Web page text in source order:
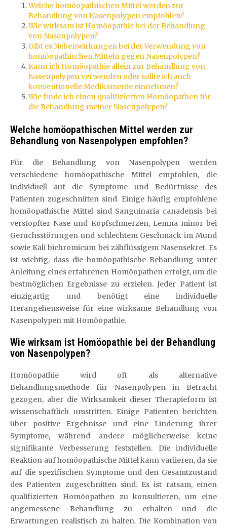
Welche homöopathischen Mittel werden zur
Behandlung von Nasenpolypen empfohlen?
Wie wirksam ist Homöopathie bei der Behandlung
von Nasenpolypen?
Gibt es Nebenwirkungen bei der Verwendung von
homöopathischen Mitteln gegen Nasenpolypen?
Kann ich Homöopathie allein zur Behandlung von
Nasenpolypen verwenden oder sollte ich auch
konventionelle Medikamente einnehmen?
Wie finde ich einen qualifizierten Homöopathen für
die Behandlung meiner Nasenpolypen?
Welche homöopathischen Mittel werden zur
Behandlung von Nasenpolypen empfohlen?
Für die Behandlung von Nasenpolypen werden
verschiedene homöopathische Mittel empfohlen, die
individuell auf die Symptome und Bedürfnisse des
Patienten zugeschnitten sind. Einige häufig empfohlene
homöopathische Mittel sind Sanguinaria canadensis bei
verstopfter Nase und Kopfschmerzen, Lemna minor bei
Geruchsstörungen und schlechtem Geschmack im Mund
sowie Kali bichromicum bei zähflüssigem Nasensekret. Es
ist wichtig, dass die homöopathische Behandlung unter
Anleitung eines erfahrenen Homöopathen erfolgt, um die
bestmöglichen Ergebnisse zu erzielen. Jeder Patient ist
einzigartig und benötigt eine individuelle
Herangehensweise für eine wirksame Behandlung von
Nasenpolypen mit Homöopathie.
Wie wirksam ist Homöopathie bei der Behandlung
von Nasenpolypen?
Homöopathie wird oft als alternative
Behandlungsmethode für Nasenpolypen in Betracht
gezogen, aber die Wirksamkeit dieser Therapieform ist
wissenschaftlich umstritten. Einige Patienten berichten
über positive Ergebnisse und eine Linderung ihrer
Symptome, während andere möglicherweise keine
signifikante Verbesserung feststellen. Die individuelle
Reaktion auf homöopathische Mittel kann variieren, da sie
auf die spezifischen Symptome und den Gesamtzustand
des Patienten zugeschnitten sind. Es ist ratsam, einen
qualifizierten Homöopathen zu konsultieren, um eine
angemessene Behandlung zu erhalten und die
Erwartungen realistisch zu halten. Die Kombination von